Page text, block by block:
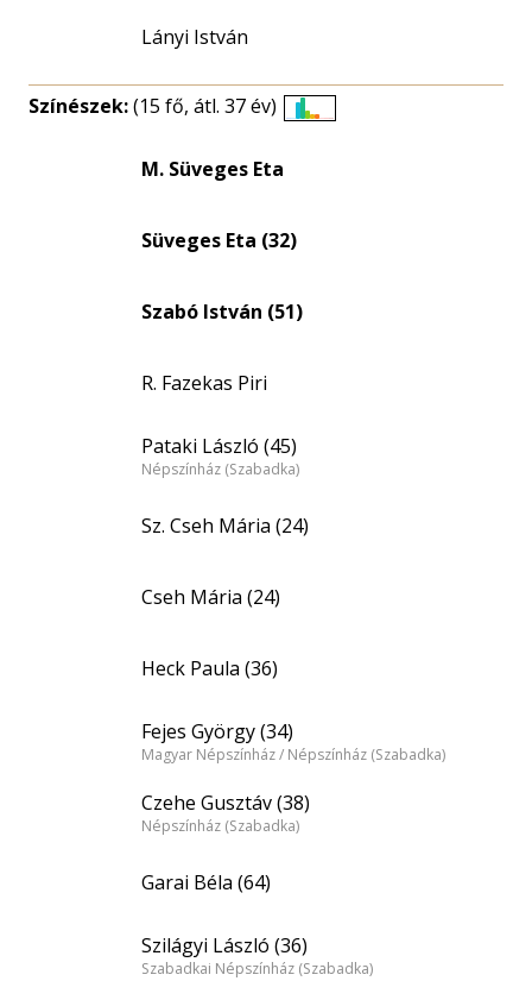
Lányi István
Színészek:(15 fő, átl. 37 év)
M. Süveges Eta
Süveges Eta (32)
Szabó István (51)
R. Fazekas Piri
Pataki László (45)
Népszínház (Szabadka)
Sz. Cseh Mária (24)
Cseh Mária (24)
Heck Paula (36)
Fejes György (34)
Magyar Népszínház / Népszínház (Szabadka)
Czehe Gusztáv (38)
Népszínház (Szabadka)
Garai Béla (64)
Szilágyi László (36)
Szabadkai Népszínház (Szabadka)